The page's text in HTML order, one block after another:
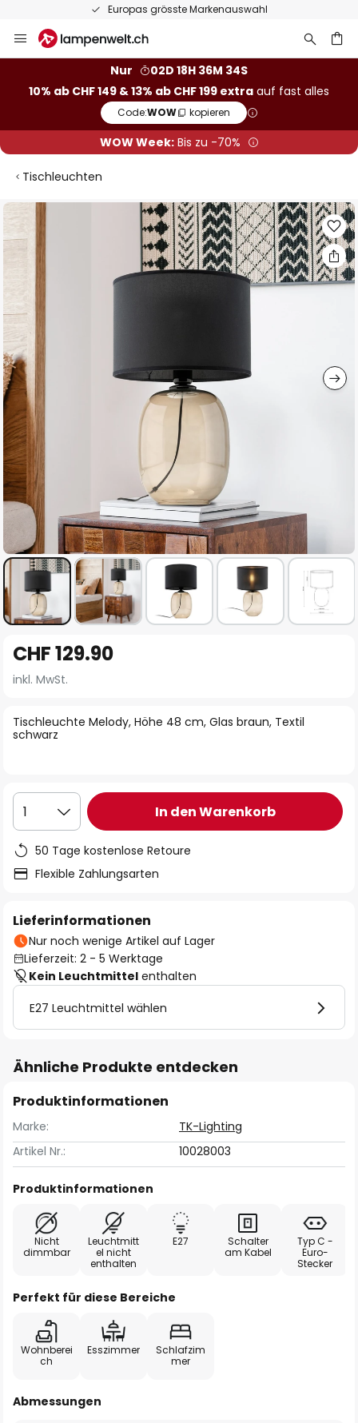
Europas grösste Markenauswahl
Inhalt
Nur
02D 18H 36M 34S
10% ab CHF 149 & 13% ab CHF 199 extra auf fast alles
Code:WOW kopieren
WOW Week:Bis zu -70%
Tischleuchten
Zum
Ende
springen
Anfang
der
springen
Tischleuchte Melody, Höhe 48 cm, Glas braun, Textil
schwarz
CHF 129.90
inkl. MwSt.
1 In den Warenkorb
50 Tage kostenlose Retoure
Flexible Zahlungsarten
Lieferinformationen
Nur noch wenige Artikel auf Lager
Lieferzeit: 2 - 5 Werktage
Kein Leuchtmittel enthalten
E27 Leuchtmittel wählen
Ähnliche Produkte entdecken
Produktinformationen
Marke:
TK-Lighting
Artikel Nr.:
10028003
Produktinformationen
Nicht
dimmbar
Leuchtmitt
el nicht
enthalten
E27
Schalter
am Kabel
Typ C -
Euro-
Stecker
Perfekt für diese Bereiche
Wohnberei
ch
Esszimmer
Schlafzim
mer
Abmessungen